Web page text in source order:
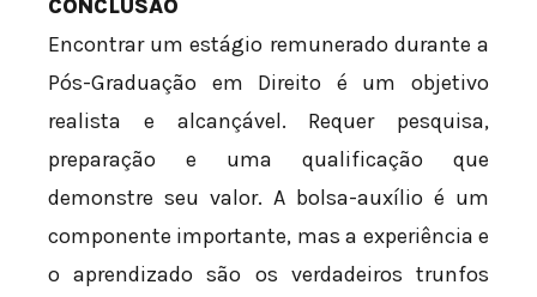
CONCLUSÃO
Encontrar um estágio remunerado durante a
Pós-Graduação em Direito é um objetivo
realista e alcançável. Requer pesquisa,
preparação e uma qualificação que
demonstre seu valor. A bolsa-auxílio é um
componente importante, mas a experiência e
o aprendizado são os verdadeiros trunfos